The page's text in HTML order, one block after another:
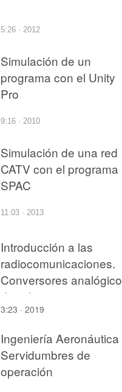
5:26 · 2012
Simulación de un
programa con el Unity
Pro
9:16 · 2010
Simulación de una red
CATV con el programa
SPAC
11:03 · 2013
Introducción a las
radiocomunicaciones.
Conversores
digitales
3:23 · 2019
Ingeniería Aeronáutica
Servidumbres de
operación